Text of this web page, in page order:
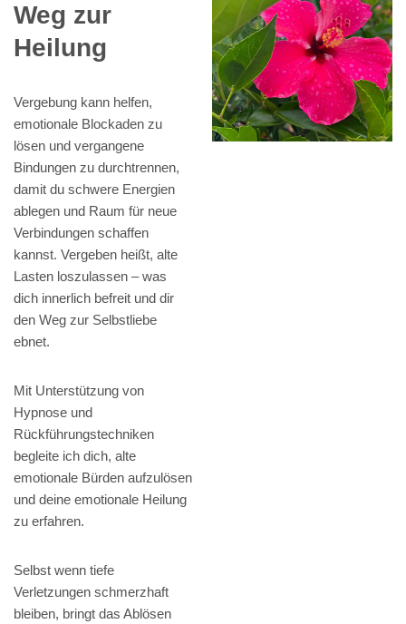
Weg zur
Heilung
Vergebung kann helfen,
emotionale Blockaden zu
lösen und vergangene
Bindungen zu durchtrennen,
damit du schwere Energien
ablegen und Raum für neue
Verbindungen schaffen
kannst. Vergeben heißt, alte
Lasten loszulassen – was
dich innerlich befreit und dir
den Weg zur Selbstliebe
ebnet.
Mit Unterstützung von
Hypnose und
Rückführungstechniken
begleite ich dich, alte
emotionale Bürden aufzulösen
und deine emotionale Heilung
zu erfahren.
Selbst wenn tiefe
Verletzungen schmerzhaft
bleiben, bringt das Ablösen